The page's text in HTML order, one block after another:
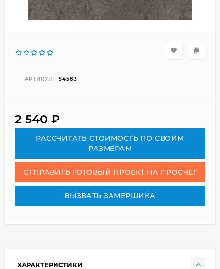
АРТИКУЛ: 54583
2 540 ₽
РАСCЧИТАТЬ СТОИМОСТЬ ПО СВОИМ
РАЗМЕРАМ
ОТПРАВИТЬ ГОТОВЫЙ ПРОЕКТ НА ПРОСЧЕТ
ВЫЗВАТЬ ЗАМЕРЩИКА
ХАРАКТЕРИСТИКИ